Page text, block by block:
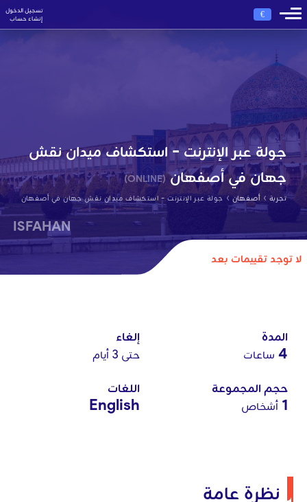
€
تسجيل الدخول
إنشاء حساب
جولة عبر الإنترنت - استكشاف ميدان نقش
جهان في أصفهان(ONLINE)
تجربة › أصفهان › جولة عبر الإنترنت - استكشاف ميدان نقش جهان في أصفهان
لا توجد تقييمات بعد
ISFAHAN
المدة
4 ساعات
إلغاء
حتى 3 أيام
حجم المجموعة
1 أشخاص
اللغات
English
نظرة عامة